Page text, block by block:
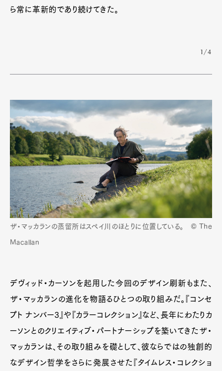
Art&Design WatchFashion
GourmetCars
Product CultureLifestyle
ら常に革新的であり続けてきた。
1/4
ザ・マッカランの蒸留所はスペイ川のほとりに位置している。 © The
Macallan
デヴィッド・カーソンを起用した今回のデザイン刷新もまた、
ザ・マッカランの進化を物語るひとつの取り組みだ。『コンセ
プト ナンバー3』や『カラーコレクション』など、長年にわたりカ
ーソンとのクリエイティブ・パートナーシップを築いてきたザ・
マッカランは、その取り組みを礎として、彼ならではの独創的
なデザイン哲学をさらに発展させた『タイムレス・コレクショ